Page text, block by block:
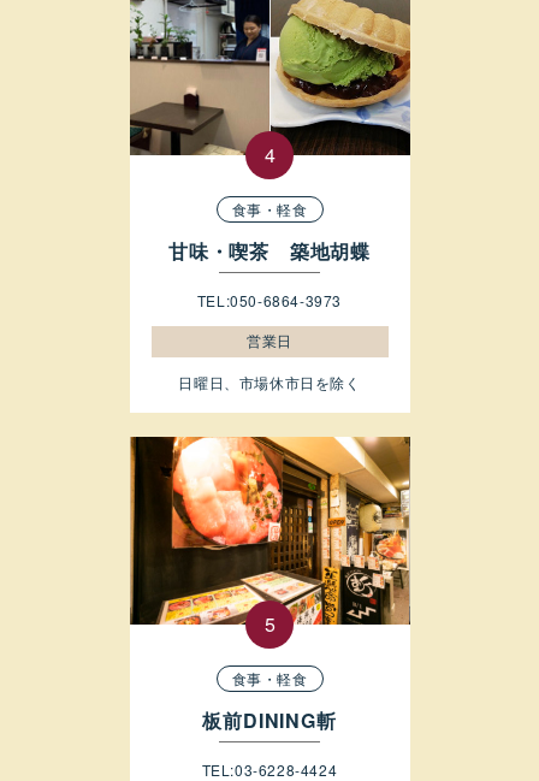
食事・軽食
甘味・喫茶 築地胡蝶
TEL:050-6864-3973
営業日
日曜日、市場休市日を除く
食事・軽食
板前DINING斬
TEL:03-6228-4424